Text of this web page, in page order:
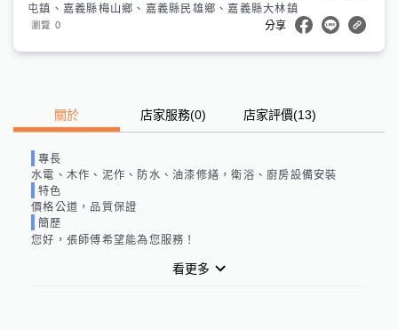
屯鎮、嘉義縣梅山鄉、嘉義縣民雄鄉、嘉義縣大林鎮
瀏覽 0 分享
關於 店家服務(0) 店家評價(13)
專長
水電、木作、泥作、防水、油漆修繕，衛浴、廚房設備安裝
特色
價格公道，品質保證
簡歷
您好，張師傅希望能為您服務！
看更多